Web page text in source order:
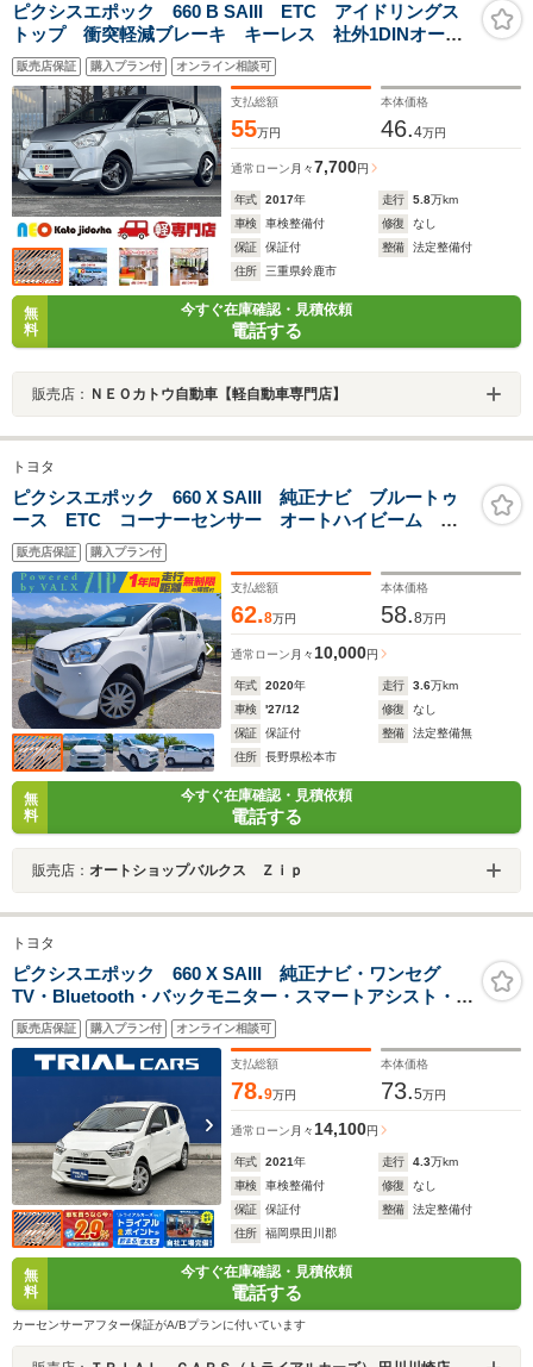
ピクシスエポック 660 B SAIII ETC アイドリングス
トップ 衝突軽減ブレーキ キーレス 社外1DINオーデ
ィオ Bluetooth USB 禁煙
販売店保証 購入プラン付 オンライン相談可
支払総額
55万円
本体価格
46.4万円
通常ローン 月々7,700円
年式 2017年 走行 5.8万km
車検
車検整備付 修復
なし
保証
保証付 整備
法定整備付
住所
三重県鈴鹿市
無
料
今すぐ在庫確認・見積依頼
電話する
販売店： ＮＥＯカトウ自動車【軽自動車専門店】
トヨタ
ピクシスエポック 660 X SAIII 純正ナビ ブルートゥ
ース ETC コーナーセンサー オートハイビーム 衝
突軽減ブレーキ アイドリングストップ レーンキープ
アシスト 令和2年車 距離3.6万キロ 車検9年12月ま
で 一年間保証付き
販売店保証 購入プラン付
支払総額
62.8万円
本体価格
58.8万円
通常ローン 月々 10,000円
年式 2020年 走行 3.6万km
車検
'27/12 修復
なし
保証
保証付 整備
法定整備無
住所
長野県松本市
無
料
今すぐ在庫確認・見積依頼
電話する
販売店： オートショップバルクス Ｚｉｐ
トヨタ
ピクシスエポック 660 X SAIII 純正ナビ・ワンセグ
TV・Bluetooth・バックモニター・スマートアシスト・オ
ートライト・LEDヘッドライト・キーレス・CD再生・ヘ
ッドライトレベライザー
販売店保証 購入プラン付 オンライン相談可
支払総額
78.9万円
本体価格
73.5万円
通常ローン 月々 14,100円
年式 2021年 走行 4.3万km
車検
車検整備付 修復
なし
保証
保証付 整備
法定整備付
住所
福岡県田川郡
無
料
今すぐ在庫確認・見積依頼
電話する
カーセンサーアフター保証がA/Bプランに付いています